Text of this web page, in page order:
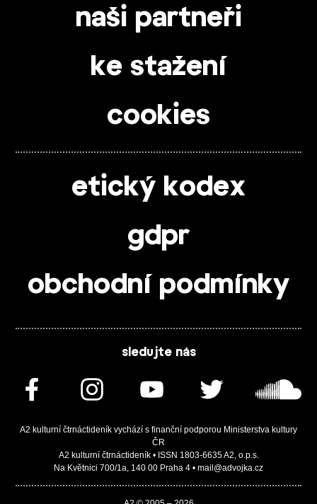
naši partneři
ke stažení
cookies
etický kodex
gdpr
obchodní podmínky
sledujte nás
A2 kulturní čtrnáctideník vychází s finanční podporou Ministerstva kultury
ČR
A2 kulturní čtrnáctideník • ISSN 1803-6635 A2, o.p.s.
Na Květnici 700/1a, 140 00 Praha 4 • mail@advojka.cz